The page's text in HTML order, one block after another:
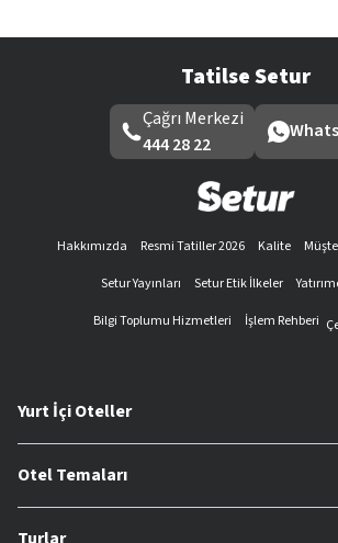
Tatilse Setur
Çağrı Merkezi
444 28 22
Hakkımızda Resmi Tatiller 2026 Kalite
Setur Yayınları
Setur Etik İlkeler
Bilgi Toplumu Hizmetleri
İşlem Rehberi
Yurt İçi Oteller
Otel Temaları
Turlar